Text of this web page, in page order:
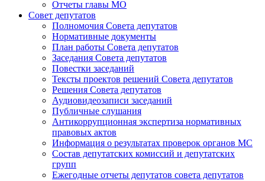
Отчеты главы МО
Совет депутатов
Полномочия Совета депутатов
Нормативные документы
План работы Совета депутатов
Заседания Cовета депутатов
Повестки заседаний
Тексты проектов решений Совета депутатов
Решения Совета депутатов
Аудиовидеозаписи заседаний
Публичные слушания
Антикоррупционная экспертиза нормативных
правовых актов
Информация о результатах проверок органов МС
Состав депутатских комиссий и депутатских
групп
Ежегодные отчеты депутатов совета депутатов